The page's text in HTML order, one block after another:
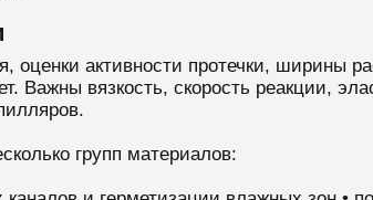
активности протечки, ширины
Важны вязкость, скорость реакции,
групп материалов: